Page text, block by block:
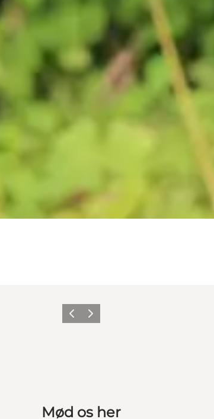
ForrigeNæste
Mød os her